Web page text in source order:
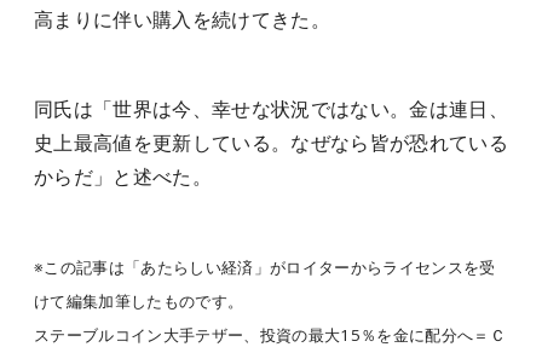
高まりに伴い購入を続けてきた。
同氏は「世界は今、幸せな状況ではない。金は連日、
史上最高値を更新している。なぜなら皆が恐れている
からだ」と述べた。
※この記事は「あたらしい経済」がロイターからライセンスを受
けて編集加筆したものです。
ステーブルコイン大手テザー、投資の最大15％を金に配分へ＝Ｃ